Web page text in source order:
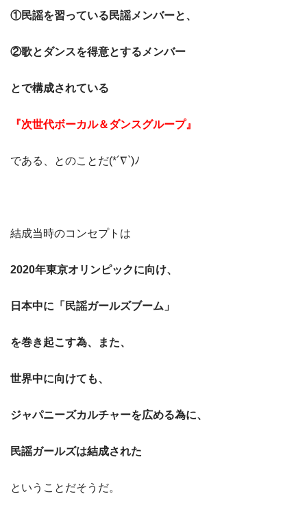
①民謡を習っている民謡メンバーと、
②歌とダンスを得意とする メンバー
とで構成されている
『次世代ボーカル＆ダンスグループ』
である、とのことだ(*´∇`)ﾉ
結成当時のコンセプトは
2020年東京オリンピックに向け、
日本中に「民謡ガールズブーム」
を巻き起こす為、また、
世界中に向けても、
ジャパニーズカルチャーを広める為に、
民謡ガールズは結成された
ということだそうだ。